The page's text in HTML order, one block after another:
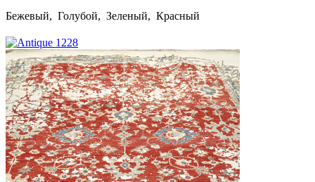
Бежевый, Голубой, Зеленый, Красный